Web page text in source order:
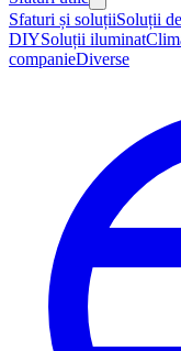
Sfaturi și soluțiiSoluții
DIYSoluții iluminat
companieDiverse